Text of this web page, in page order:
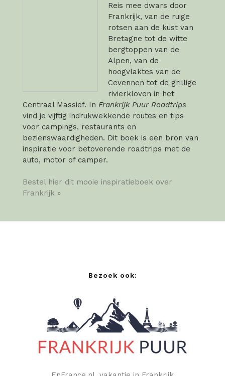
Reis mee dwars door
Frankrijk, van de ruige
rotsen aan de kust van
Bretagne tot de witte
bergtoppen van de
Alpen, van de
hoogvlaktes van de
Cevennen tot de grillige
rivierkloven in het
Centraal Massief. In Frankrijk Puur Roadtrips
vind je vijftig indrukwekkende routes en tips
voor campings, restaurants en
bezienswaardigheden. Dit boek is een bron van
inspiratie voor betoverende roadtrips met de
auto, motor of camper.
Bestel hier dit mooie inspiratieboek over
Frankrijk »
Bezoek ook: